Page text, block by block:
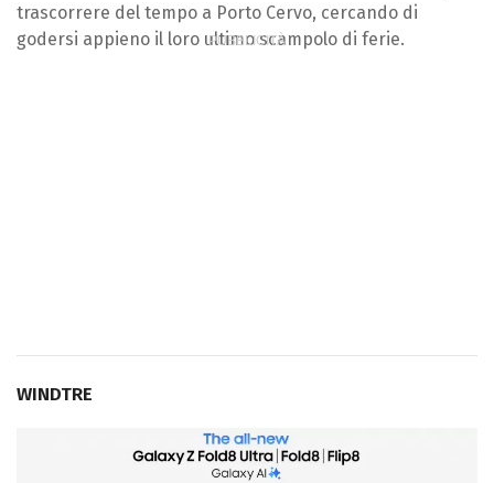
trascorrere del tempo a Porto Cervo, cercando di
godersi appieno il loro ultimo scampolo di ferie.
WINDTRE